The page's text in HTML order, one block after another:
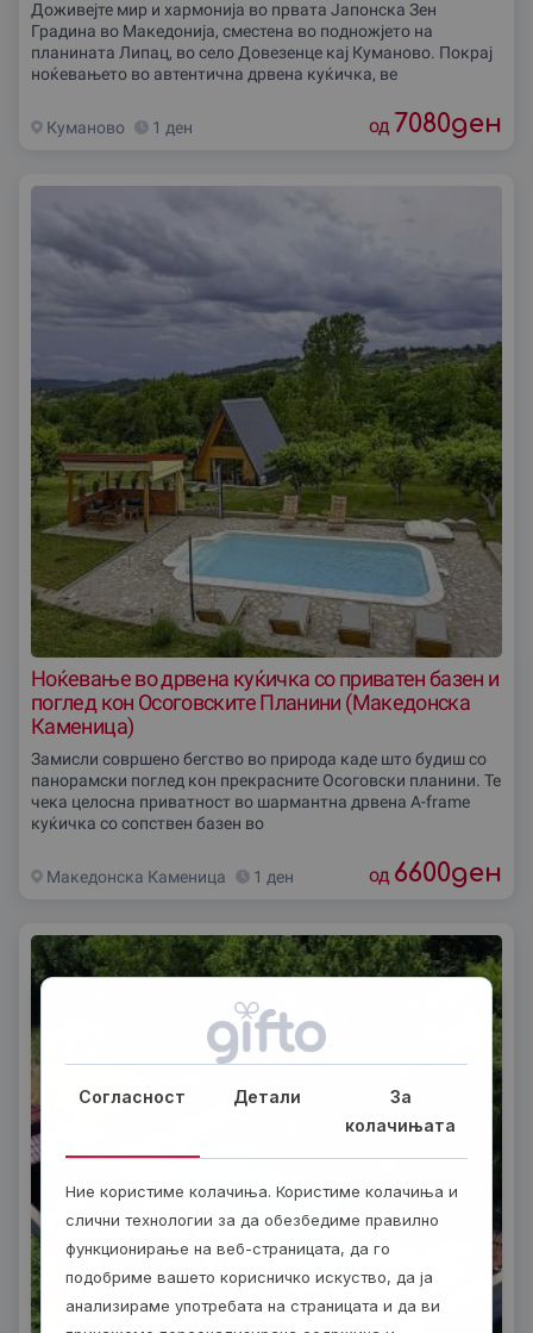
Доживејте мир и хармонија во првата Јапонска Зен
Градина во Македонија, сместена во подножјето на
планината Липац, во село Довезенце кај Куманово. Покрај
ноќевањето во автентична дрвена куќичка, ве
Куманово 1 ден од 7080ден
Ноќевање во дрвена куќичка со приватен базен и
поглед кон Осоговските Планини (Македонска
Каменица)
Замисли совршено бегство во природа каде што будиш со
панорамски поглед кон прекрасните Осоговски планини. Те
чека целосна приватност во шармантна дрвена А-frame
куќичка со сопствен базен во
Македонска Каменица 1 ден од 6600ден
Согласност Детали
За
колачињата
Ние користиме колачиња. Користиме колачиња и
слични технологии за да обезбедиме правилно
функционирање на веб-страницата, да го
подобриме вашето корисничко искуство, да ја
анализираме употребата на страницата и да ви